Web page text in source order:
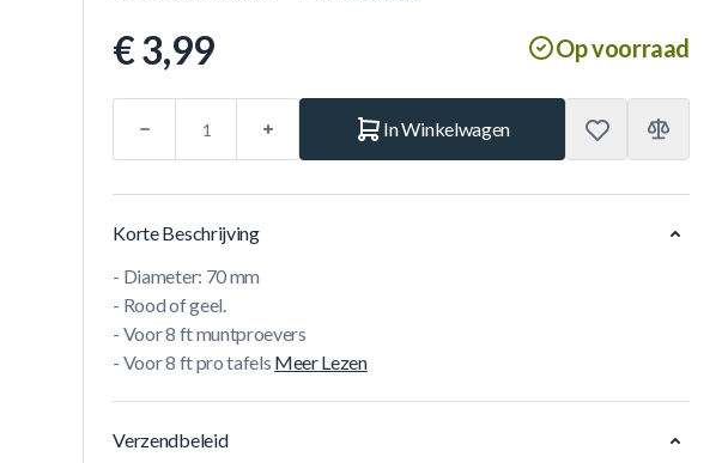
€ 3,99 Op voorraad
In Winkelwagen
Korte Beschrijving
- Diameter: 70 mm
- Rood of geel.
- Voor 8 ft muntproevers
- Voor 8 ft pro tafels Meer Lezen
Verzendbeleid